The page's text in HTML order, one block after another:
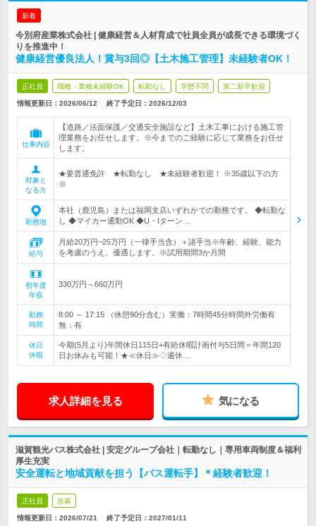
新着
今別府産業株式会社 | 健康経営＆人材育成で社員全員が成長できる環境づく
りを推進中！
健康経営優良法人！賞与3回◎【土木施工管理】未経験者OK！
正社員 職種・業種未経験OK 転勤なし 学歴不問 第二新卒歓迎
情報更新日：2026/06/12 終了予定日： 2026/12/03
仕事内容
【道路／法面保護／交通安全施設など】土木工事における施工管
理業務をお任せします。※今までのご経験に応じて業務をお任せ
します。
対象と
なる方
★要普通免許 ★転勤なし ★未経験者歓迎！ ※35歳以下の方
※
勤務地
本社（鹿児島）または福岡支店いずれかでの勤務です。 ◆転勤な
し ◆マイカー通勤OK ◆U・Iターン…
給与
月給20万円~25万円（一律手当含）＋諸手当※年齢、経験、能力
を考慮のうえ、優遇します。※試用期間3か月間
初年度
年収
330万円～660万円
勤務
時間
8:00 ～ 17:15 （休憩90分含む）実働：7時間45分時間外労働有
無：有
休日
休暇
今期(5月より)年間休日115日+有給休暇計画付与5日間＝年間120
日お休みも可能！★≪休日≫◇週休…
求人詳細を見る 気になる
滋賀観光バス株式会社 | 安定グループ会社｜転勤なし｜専用車両制度＆福利
厚生充実
安全運転と地域貢献を担う【バス運転手】＊経験者歓迎！
正社員 急募
情報更新日：2026/07/21 終了予定日： 2027/01/11